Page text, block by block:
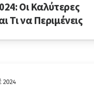
Οι Καλύτερες
Τι να Περιμένεις
2024